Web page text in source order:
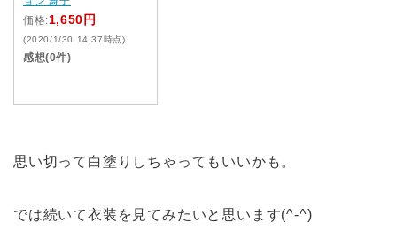
価格:1,650円
(2020/1/30 14:37時点)
感想(0件)
思い切って白塗りしちゃってもいいかも。
では続いて衣装を見てみたいと思います(^-^)